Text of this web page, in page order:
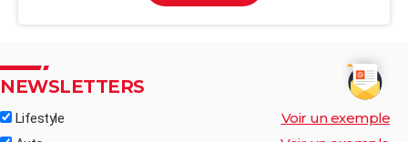
NEWSLETTERS
Lifestyle Voir un exemple